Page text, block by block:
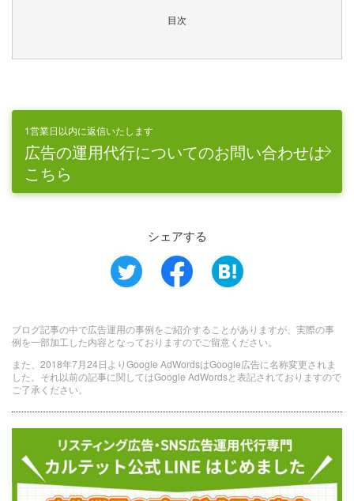
目次
1営業日以内に返信いたします
広告の運用代行についてのお問い合わせは
こちら
シェアする
ブログ記事の中で広告運用の事例をご紹介することがありますが、実際の事
例を一部加工した内容となっておりますのでご留意ください。
また、2018年7月24日よりGoogle AdWordsはGoogle広告に名称変更されま
した。それ以前の記事に関してはGoogle AdWordsと表記されておりますので
ご了承ください。